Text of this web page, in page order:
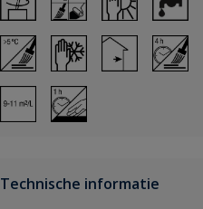
Technische informatie